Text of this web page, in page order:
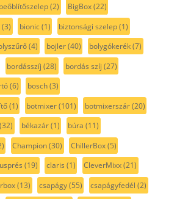
beőblítőszelep(2) BigBox(22)
(3) bionic(1) biztonsági szelep(1)
(4) bojler(40) bolygókerék(7)
bordásszíj (28) bordás szíj (27)
(6) bosch(3)
(1) botmixer(101) botmixerszár(20)
(32) békazár(1) búra (11)
Champion(30) ChillerBox(5)
(19) claris (1) CleverMixx(21)
(13) csapágy(55) csapágyfedél (2)